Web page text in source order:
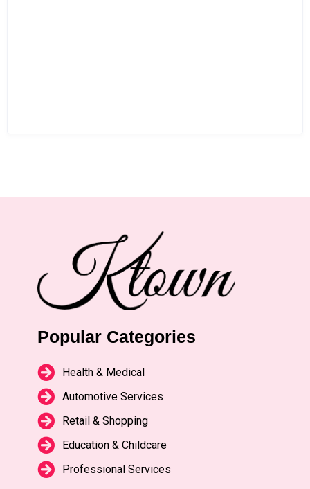
Popular Categories
Health & Medical
Automotive Services
Retail & Shopping
Education & Childcare
Professional Services